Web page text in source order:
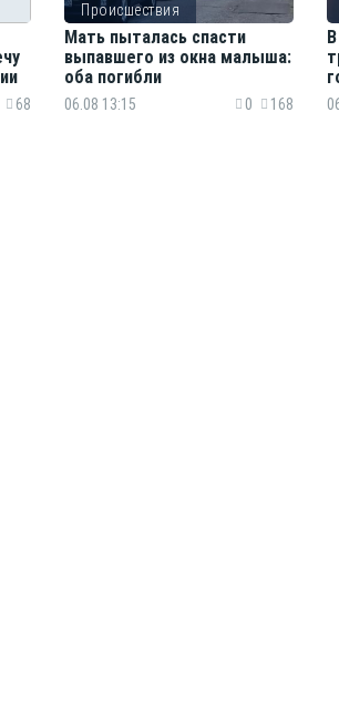
68
Происшествия
Мать пыталась спасти
выпавшего из окна малыша:
оба погибли
06.08 13:15 0 168